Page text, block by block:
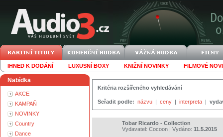
IHNED K DODÁNÍ LUXUSNÍ BOXY KNIŽNÍ NOVINKY FILMOVÉ
Nabídka
AKCE
KAMPAŇ
NOVINKY
Country
Dance
Kritéria rozšířeného vyhledávání
Seřadit podle: názvu | ceny | interpreta |
Tobar Ricardo - Collection
Vydavatel: Cocoon | Vydáno: 11.5.2015